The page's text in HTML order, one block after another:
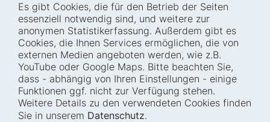
Es gibt Cookies, die für den Betrieb der Seiten
essenziell notwendig sind, und weitere zur
anonymen Statistikerfassung. Außerdem gibt es
Cookies, die Ihnen Services ermöglichen, die von
externen Medien angeboten werden, wie z.B.
YouTube oder Google Maps. Bitte beachten Sie,
dass - abhängig von Ihren Einstellungen - einige
Funktionen ggf. nicht zur Verfügung stehen.
Weitere Details zu den verwendeten Cookies finden
Sie in unserem Datenschutz.
Startseite
Wer wir sind
Wie wir arbeiten
Projekte
Fellowships
Karriere
Blog
Presse
Termine
Barrierefreiheit
Transparenz
Glossar
Anfahrt und
Impressum